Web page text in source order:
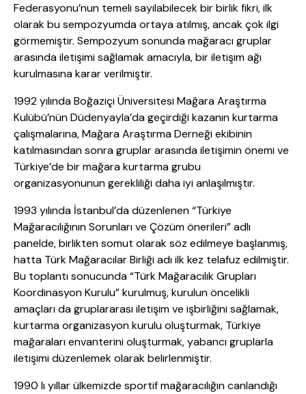
Federasyonu’nun temeli sayılabilecek bir birlik fikri, ilk
olarak bu sempozyumda ortaya atılmış, ancak çok ilgi
görmemiştir. Sempozyum sonunda mağaracı gruplar
arasında iletişimi sağlamak amacıyla, bir iletişim ağı
kurulmasına karar verilmiştir.
1992 yılında Boğaziçi Üniversitesi Mağara Araştırma
Kulübü’nün Düdenyayla’da geçirdiği kazanın kurtarma
çalışmalarına, Mağara Araştırma Derneği ekibinin
katılmasından sonra gruplar arasında iletişimin önemi ve
Türkiye’de bir mağara kurtarma grubu
organizasyonunun gerekliliği daha iyi anlaşılmıştır.
1993 yılında İstanbul’da düzenlenen “Türkiye
Mağaracılığının Sorunları ve Çözüm önerileri” adlı
panelde, birlikten somut olarak söz edilmeye başlanmış,
hatta Türk Mağaracılar Birliği adı ilk kez telafuz edilmiştir.
Bu toplantı sonucunda “Türk Mağaracılık Grupları
Koordinasyon Kurulu” kurulmuş, kurulun öncelikli
amaçları da gruplararası iletişim ve işbirliğini sağlamak,
kurtarma organizasyon kurulu oluşturmak, Türkiye
mağaraları envanterini oluşturmak, yabancı gruplarla
iletişimi düzenlemek olarak belirlenmiştir.
1990 lı yıllar ülkemizde sportif mağaracılığın canlandığı